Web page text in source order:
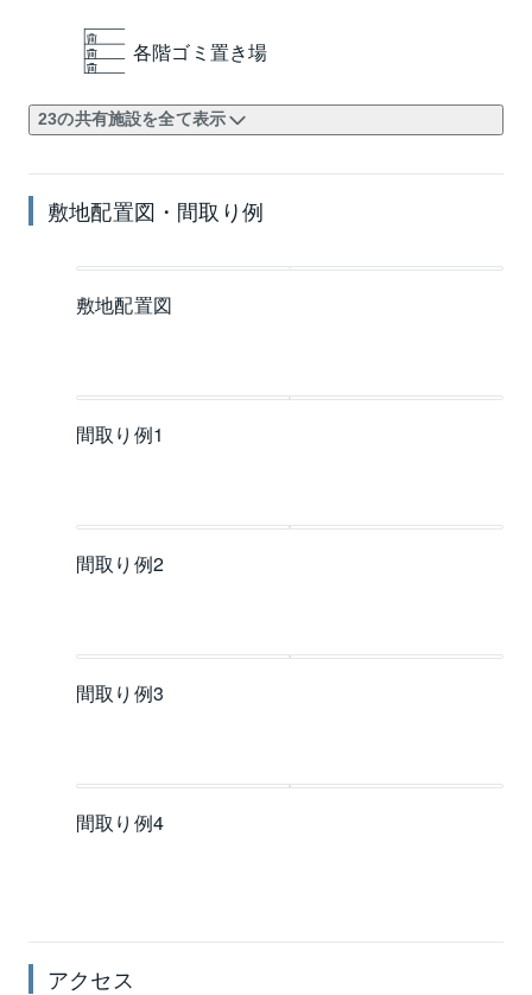
各階ゴミ置き場
23の共有施設を全て表示
敷地配置図・間取り例
敷地配置図
間取り例1
間取り例2
間取り例3
間取り例4
アクセス